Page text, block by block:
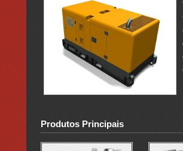
Produtos Principais